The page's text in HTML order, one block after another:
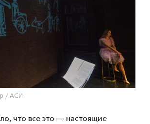
/ АСИ
что все это — настоящие